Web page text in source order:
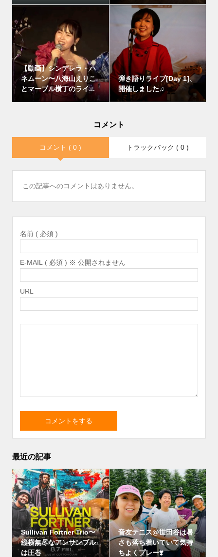
【動画】シンデレラ・ハ
ネムーン〜八海山えりこ
とマーブル横丁のライ...
弾き語りライブ[Day 1]、
開催しました♫
コメント
コメント ( 0 ) トラックバック ( 0 )
この記事へのコメントはありません。
名前 ( 必須 )
E-MAIL ( 必須 ) ※ 公開されません
URL
最近の記事
Sullivan Fortner Trio〜
縦横無尽なアンサンブル
は圧巻
音友テニス@世田谷は暑
さも落ち着いていて気持
ちよくプレー❣️